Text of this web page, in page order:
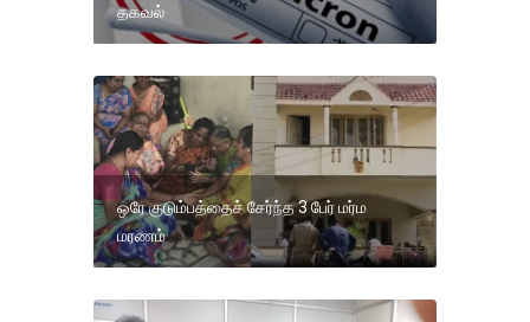
தகவல்
ஒரே குடும்பத்தைச் சேர்ந்த 3 பேர் மர்ம
மரணம்